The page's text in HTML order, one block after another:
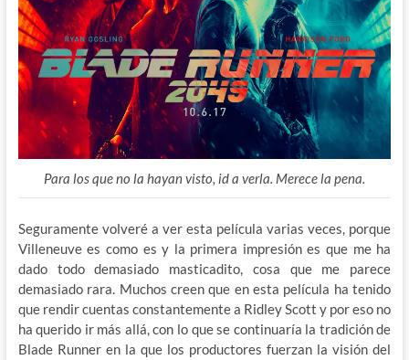
Para los que no la hayan visto, id a verla. Merece la pena.
Seguramente volveré a ver esta película varias veces, porque
Villeneuve es como es y la primera impresión esque me ha
dado todo demasiado masticadito, cosa que me parece
demasiado rara. Muchos creen que en esta película ha tenido
que rendir cuentas constantemente a Ridley Scott y por eso no
ha querido ir más allá, con lo que se continuaría la tradición de
Blade Runner en la que los productores fuerzan la visión del